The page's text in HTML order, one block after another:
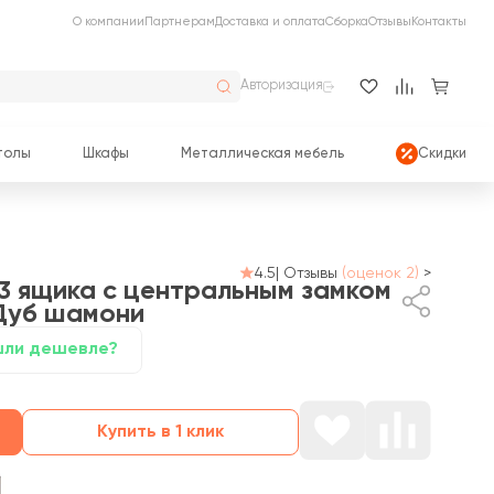
О компании ПартнерамДоставка и оплатаСборкаОтзывы Контакты
Авторизация
Шкафы Металлическая мебель Скидки
4.5 Отзывы (оценок 2) >
ящика с центральным замком
шамони
дешевле?
Купить в 1 клик